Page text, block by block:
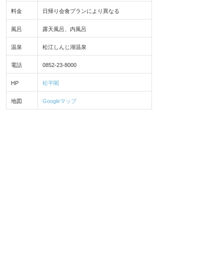
料金 日帰り会食プランにより異なる
風呂 露天風呂、内風呂
温泉 松江しんじ湖温泉
電話 0852-23-8000
HP 松平閣
地図 Googleマップ